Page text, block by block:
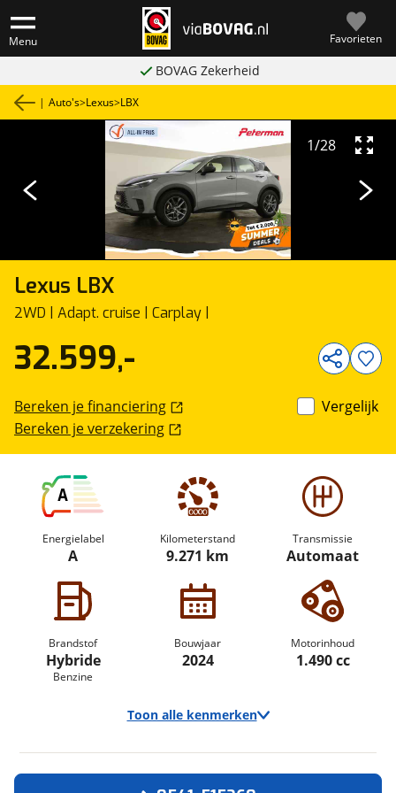
Menu Favorieten
BOVAG Zekerheid
| Auto's>Lexus>LBX
Lexus LBX
2WD | Adapt. cruise | Carplay |
1/28
A
Energielabel
A
Kilometerstand
9.271 km
Transmissie
Automaat
Brandstof
Hybride
Benzine
Bouwjaar
2024
Motorinhoud
1.490 cc
Toon alle kenmerken
32.599,-
Bereken je financiering
Bereken je verzekering
Vergelijk